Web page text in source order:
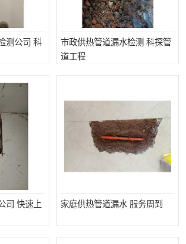
测公司 科
市政供热管道漏水检测 科探管
道工程
司 快速上
家庭供热管道漏水 服务周到